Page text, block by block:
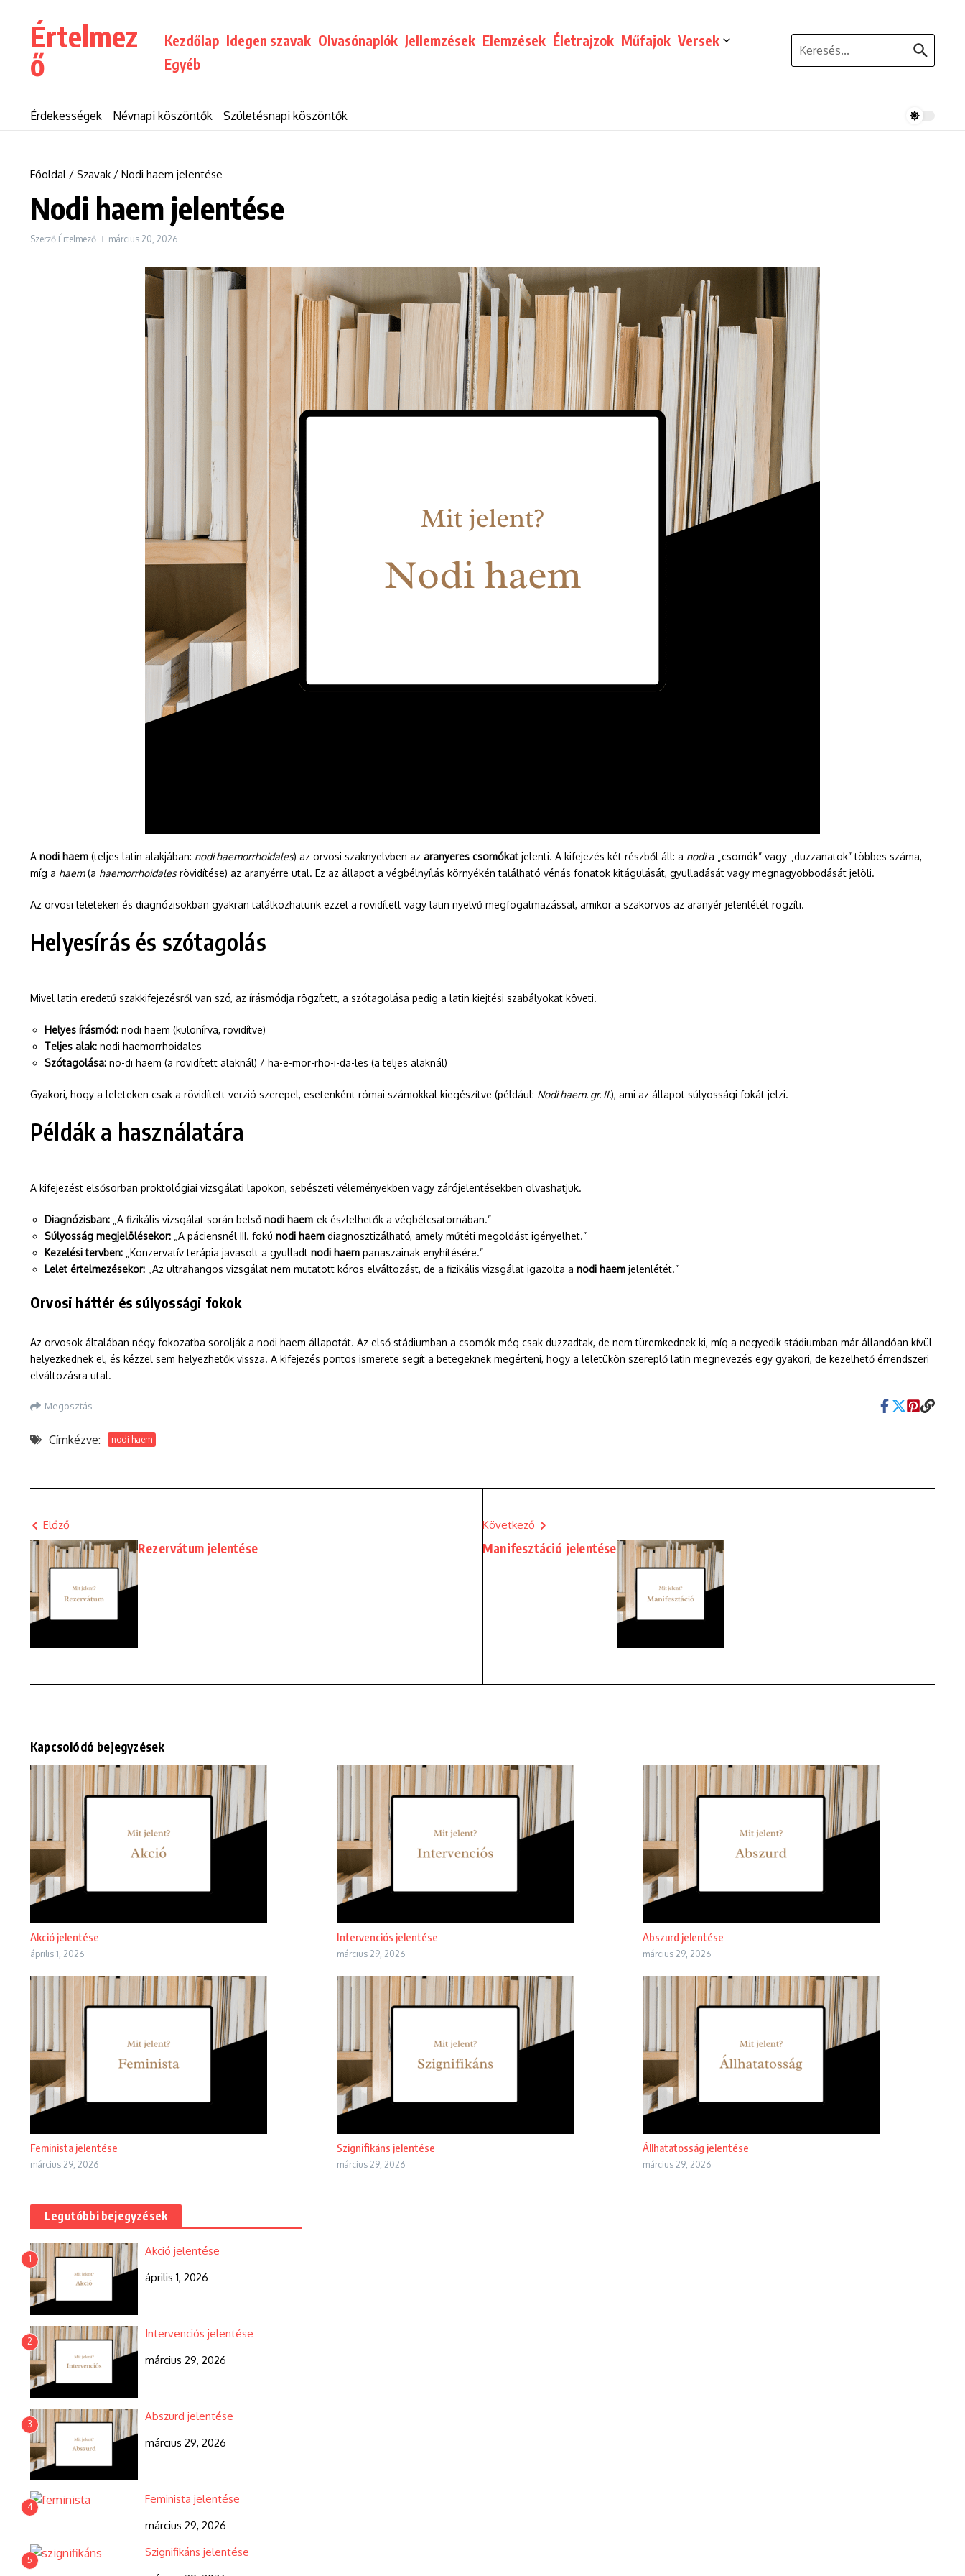
Értelmez
ő
Kezdőlap Idegen szavak Olvasónaplók Jellemzések Elemzések Életrajzok Műfajok Versek
Egyéb
Keresés:
Érdekességek Névnapi köszöntők Születésnapi köszöntők
Főoldal/ Szavak/ Nodi haem jelentése
Nodi haem jelentése
Szerző Értelmező március 20, 2026
A nodi haem (teljes latin alakjában: nodi haemorrhoidales) az orvosi szaknyelvben az aranyeres csomókat jelenti. A kifejezés két részből áll: a nodia „csomók” vagy „duzzanatok” többes száma,
míg a haem(a haemorrhoidalesrövidítése) az aranyérre utal. Ez az állapot a végbélnyílás környékén található vénás fonatok kitágulását, gyulladását vagy megnagyobbodását jelöli.
Az orvosi leleteken és diagnózisokban gyakran találkozhatunk ezzel a rövidített vagy latin nyelvű megfogalmazással, amikor a szakorvos az aranyér jelenlétét rögzíti.
Helyesírás és szótagolás
Mivel latin eredetű szakkifejezésről van szó, az írásmódja rögzített, a szótagolása pedig a latin kiejtési szabályokat követi.
Helyes írásmód: nodi haem (különírva, rövidítve)
Teljes alak: nodi haemorrhoidales
Szótagolása: no-di haem (a rövidített alaknál) / ha-e-mor-rho-i-da-les (a teljes alaknál)
Gyakori, hogy a leleteken csak a rövidített verzió szerepel, esetenként római számokkal kiegészítve (például: Nodi haem. gr. II.), ami az állapot súlyossági fokát jelzi.
Példák a használatára
A kifejezést elsősorban proktológiai vizsgálati lapokon, sebészeti véleményekben vagy zárójelentésekben olvashatjuk.
Diagnózisban: „A fizikális vizsgálat során belső nodi haem-ek észlelhetők a végbélcsatornában.”
Súlyosság megjelölésekor: „A páciensnél III. fokú nodi haem diagnosztizálható, amely műtéti megoldást igényelhet.”
Kezelési tervben: „Konzervatív terápia javasolt a gyulladt nodi haem panaszainak enyhítésére.”
Lelet értelmezésekor: „Az ultrahangos vizsgálat nem mutatott kóros elváltozást, de a fizikális vizsgálat igazolta a nodi haem jelenlétét.”
Orvosi háttér és súlyossági fokok
Az orvosok általában négy fokozatba sorolják a nodi haem állapotát. Az első stádiumban a csomók még csak duzzadtak, de nem türemkednek ki, míg a negyedik stádiumban már állandóan kívül
helyezkednek el, és kézzel sem helyezhetők vissza. A kifejezés pontos ismerete segít a betegeknek megérteni, hogy a leletükön szereplő latin megnevezés egy gyakori, de kezelhető érrendszeri
elváltozásra utal.
Megosztás
Címkézve: nodi haem
Előző
Rezervátum jelentése
Következő
Manifesztáció jelentése
Kapcsolódó bejegyzések
Akció jelentése
április 1, 2026
Intervenciós jelentése
március 29, 2026
Abszurd jelentése
március 29, 2026
Feminista jelentése
március 29, 2026
Szignifikáns jelentése
március 29, 2026
Állhatatosság jelentése
március 29, 2026
Legutóbbi bejegyzések
1
Akció jelentése
április 1, 2026
2
Intervenciós jelentése
március 29, 2026
3
Abszurd jelentése
március 29, 2026
4
Feminista jelentése
március 29, 2026
5
Szignifikáns jelentése